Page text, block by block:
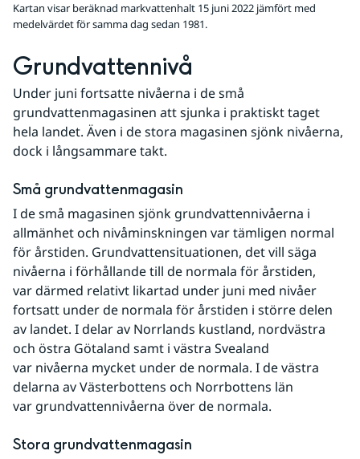
Kartan visar beräknad markvattenhalt 15 juni 2022 jämfört med
medelvärdet för samma dag sedan 1981.
Grundvattennivå
Under juni fortsatte nivåerna i de små
grundvattenmagasinen att sjunka i praktiskt taget
hela landet. Även i de stora magasinen sjönk nivåerna,
dock i långsammare takt.
Små grundvattenmagasin
I de små magasinen sjönk grundvattennivåerna i
allmänhet och nivåminskningen var tämligen normal
för årstiden. Grundvattensituationen, det vill säga
nivåerna i förhållande till de normala för årstiden,
var därmed relativt likartad under juni med nivåer
fortsatt under de normala för årstiden i större delen
av landet. I delar av Norrlands kustland, nordvästra
och östra Götaland samt i västra Svealand
var nivåerna mycket under de normala. I de västra
delarna av Västerbottens och Norrbottens län
var grundvattennivåerna över de normala.
Stora grundvattenmagasin